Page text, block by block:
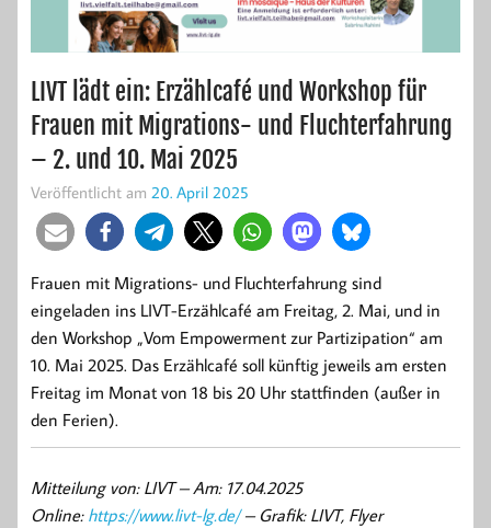
LIVT lädt ein: Erzählcafé und Workshop für
Frauen mit Migrations- und Fluchterfahrung
– 2. und 10. Mai 2025
Veröffentlicht am 20. April 2025
Frauen mit Migrations- und Fluchterfahrung sind
eingeladen ins LIVT-Erzählcafé am Freitag, 2. Mai, und in
den Workshop „Vom Empowerment zur Partizipation“ am
10. Mai 2025. Das Erzählcafé soll künftig jeweils am ersten
Freitag im Monat von 18 bis 20 Uhr stattfinden (außer in
den Ferien).
Mitteilung von: LIVT –Am: 17.04.2025
Online: https://www.livt-lg.de/– Grafik: LIVT, Flyer